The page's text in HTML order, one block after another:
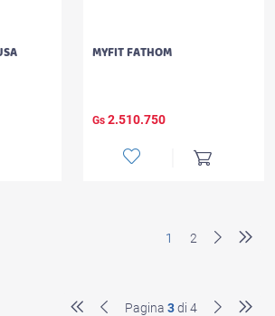
MYFIT FATHOM
Gs 2.510.750
1 2
Pagina 3di 4